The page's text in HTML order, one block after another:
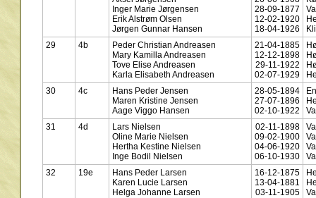
Inger Marie Jørgensen
Erik Alstrøm Olsen
Jørgen Gunnar Hansen
28-09-1877
12-02-1920
18-04-1926
29
4b
Peder Christian Andreasen
Mary Kamilla Andreasen
Tove Elise Andreasen
Karla Elisabeth Andreasen
21-04-1885
12-12-1898
29-11-1922
02-07-1929
30
4c
Hans Peder Jensen
Maren Kristine Jensen
Aage Viggo Hansen
28-05-1894
27-07-1896
02-10-1922
31
4d
Lars Nielsen
Oline Marie Nielsen
Hertha Kestine Nielsen
Inge Bodil Nielsen
02-11-1898
09-02-1900
04-06-1920
06-10-1930
32
19e
Hans Peder Larsen
Karen Lucie Larsen
Helga Johanne Larsen
16-12-1875
13-04-1881
03-11-1905